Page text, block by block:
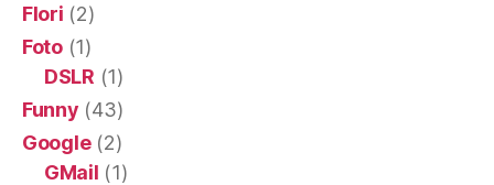
Flori (2)
Foto(1)
DSLR (1)
Funny (43)
Google(2)
GMail (1)